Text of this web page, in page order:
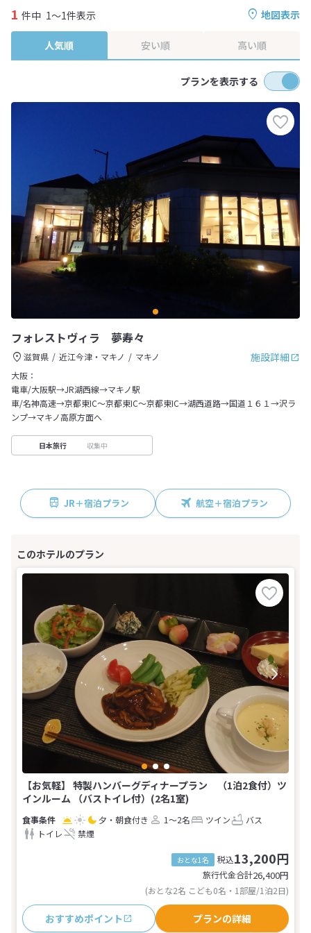
地図表示
1 件中 1～1件表示
人気順 安い順 高い順
プランを表示する
フォレストヴィラ 夢寿々
施設詳細
滋賀県 近江今津・マキノ
マキノ
大阪：
電車/大阪駅→JR湖西線→マキノ駅
車/名神高速→京都東IC～京都東IC～京都東IC→湖西道路→国道１６１→沢ラ
ンプ→マキノ高原方面へ
日本旅行 収集中
JR＋宿泊プラン 航空＋宿泊プラン
【お気軽】 特製ハンバーグディナープラン （1泊2食付）ツ
インルーム （バストイレ付）(2名1室)
夕・朝食付き 1～2名 ツイン
バス
トイレ
禁煙
おとな1名 税込13,200円
旅行代金合計26,400円
(おとな2名 こども0名・1部屋/1泊2日)
おすすめポイント プランの詳細